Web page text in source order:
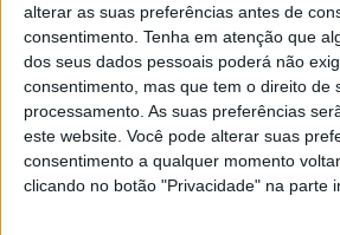
alterar as suas preferências antes de
consentimento. Tenha em atenção que
dos seus dados pessoais poderá não
consentimento, mas que tem o direito de
processamento. As suas preferências
este website. Você pode alterar suas
consentimento a qualquer momento
clicando no botão "Privacidade" na parte
A app Arts & Culture da Google
filtro que permite ver um
‘ganhar vida’ em Realidade
parecer que é uma obra de arte
famosos como Van Gogh ou